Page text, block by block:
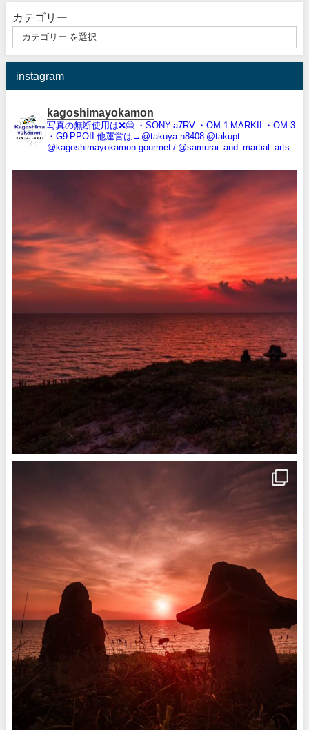
カテゴリー
instagram
kagoshimayokamon
写真の無断使用は❌️🙅 ・SONY a7RV ・OM-1 MARKII
・OM-3
・G9 PPOII
他運営は→@takuya.n8408 @takupt
@kagoshimayokamon.gourmet / @samurai_and_martial_arts